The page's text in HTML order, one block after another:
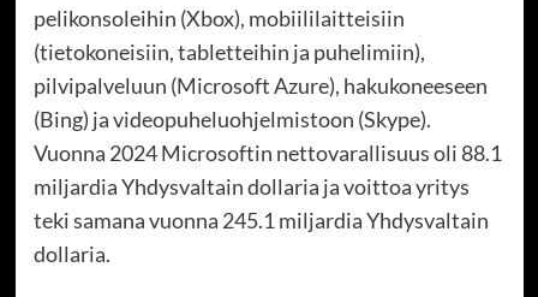
pelikonsoleihin (Xbox), mobiililaitteisiin
(tietokoneisiin, tabletteihin ja puhelimiin),
pilvipalveluun (Microsoft Azure), hakukoneeseen
(Bing) ja videopuheluohjelmistoon (Skype).
Vuonna 2024 Microsoftin nettovarallisuus oli 88.1
miljardia Yhdysvaltain dollaria ja voittoa yritys
teki samana vuonna 245.1 miljardia Yhdysvaltain
dollaria.